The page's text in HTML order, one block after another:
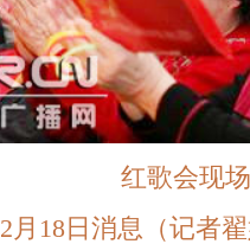
红歌会现
18日消息（记者